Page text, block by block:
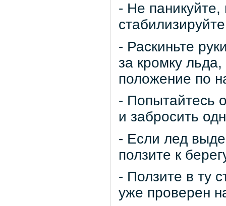
- Не
- Раскиньте
за кромку
положение по
- Попытайтесь
и забросить
- Если лед
ползите к
- Ползите в ту
уже проверен